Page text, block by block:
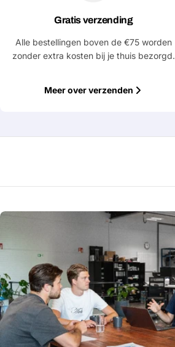
Gratis verzending
Alle bestellingen boven de €75 worden
zonder extra kosten bij je thuis bezorgd.
Meer over verzenden